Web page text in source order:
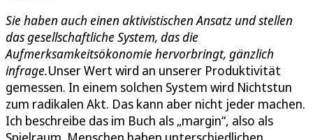
Sie haben auch einen aktivistischen Ansatz und stellen
das gesellschaftliche System, das die
Aufmerksamkeitsökonomie hervorbringt, gänzlich
infrage.Unser Wert wird an unserer Produktivität
gemessen. In einem solchen System wird Nichtstun
zum radikalen Akt. Das kann aber nicht jeder machen.
Ich beschreibe das im Buch als „margin“, also als